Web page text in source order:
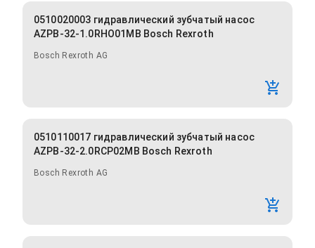
0510020003 гидравлический зубчатый насос
AZPB-32-1.0RHO01MB Bosch Rexroth
Bosch Rexroth AG
0510110017 гидравлический зубчатый насос
AZPB-32-2.0RCP02MB Bosch Rexroth
Bosch Rexroth AG